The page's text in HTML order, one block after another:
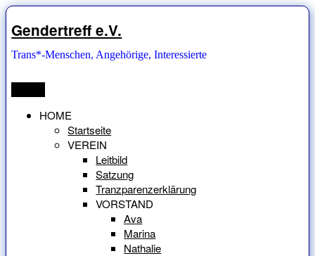
Zum
Inhalt
springen
Gendertreff e.V.
Trans*-Menschen, Angehörige, Interessierte
HOME
Startseite
VEREIN
Leitbild
Satzung
Tranzparenzerklärung
VORSTAND
Ava
Marina
Nathalie